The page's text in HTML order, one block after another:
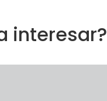
interesar?